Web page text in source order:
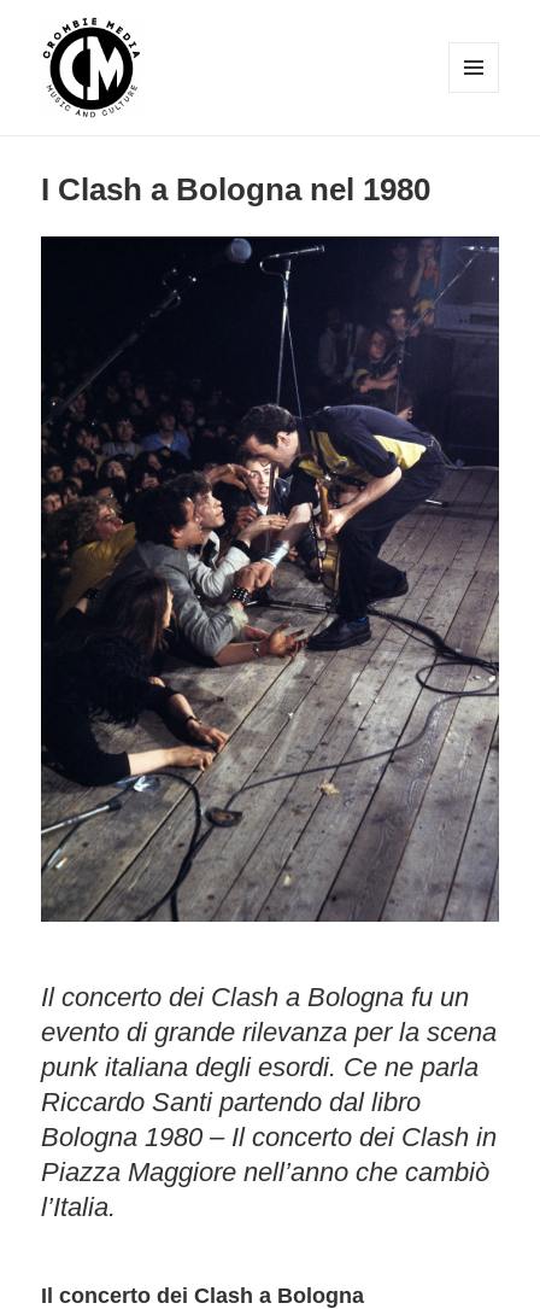
I Clash a Bologna nel 1980
Il concerto dei Clash a Bologna fu un
evento di grande rilevanza per la scena
punk italiana degli esordi. Ce ne parla
Riccardo Santi partendo dal libro
Bologna 1980 – Il concerto dei Clash in
Piazza Maggiore nell’anno che cambiò
l’Italia.
Il concerto dei Clash a Bologna